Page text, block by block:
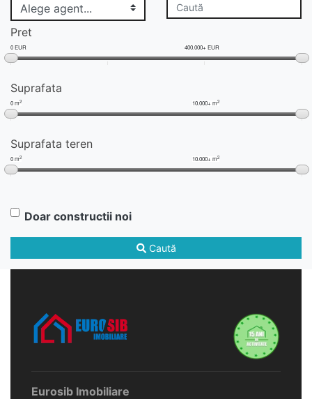
Pret
0 EUR 400.000+ EUR
Suprafata
0 m2 10.000+ m2
Suprafata teren
0 m2 10.000+ m2
Doar constructii noi
Caută
Eurosib Imobiliare